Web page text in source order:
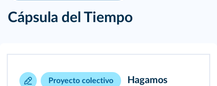
Cápsula del Tiempo
Proyecto colectivo
Hagamos